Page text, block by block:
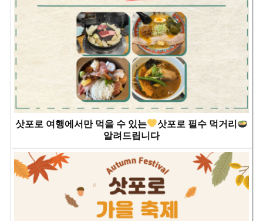
삿포로 여행에서만 먹을 수 있는
삿포로 필수 먹거리
알려드립니다